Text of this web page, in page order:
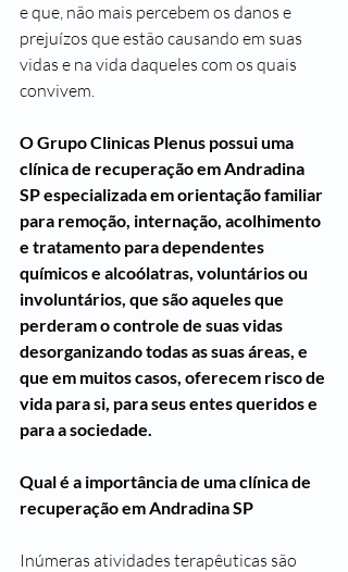
e que, não mais percebem os danos e
prejuízos que estão causando em suas
vidas e na vida daqueles com os quais
convivem.
O Grupo Clinicas Plenus possui uma
clínica de recuperação em Andradina
SP especializada em orientação familiar
para remoção, internação, acolhimento
e tratamento para dependentes
químicos e alcoólatras, voluntários ou
involuntários, que são aqueles que
perderam o controle de suas vidas
desorganizando todas as suas áreas, e
que em muitos casos, oferecem risco de
vida para si, para seus entes queridos e
para a sociedade.
Qual é a importância de uma clínica de
recuperação em Andradina SP
Inúmeras atividades terapêuticas são